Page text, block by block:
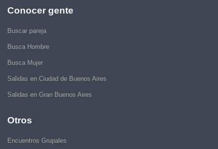
Conocer gente
Buscar pareja
Busca Hombre
Busca Mujer
Salidas en Ciudad de Buenos Aires
Salidas en Gran Buenos Aires
Otros
Encuentros Grupales